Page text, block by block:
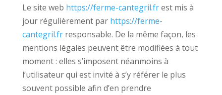
Le site web https://ferme-cantegril.frest mis à
jour régulièrement par https://ferme-
cantegril.frresponsable. De la même façon, les
mentions légales peuvent être modifiées à tout
moment : elles s’imposent néanmoins à
l’utilisateur qui est invité à s’y référer le plus
souvent possible afin d’en prendre